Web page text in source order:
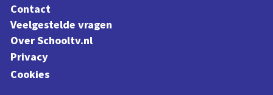
Contact
Veelgestelde vragen
Over Schooltv.nl
Privacy
Cookies